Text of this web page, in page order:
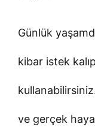
Günlük
kibar istek
ve gerçek